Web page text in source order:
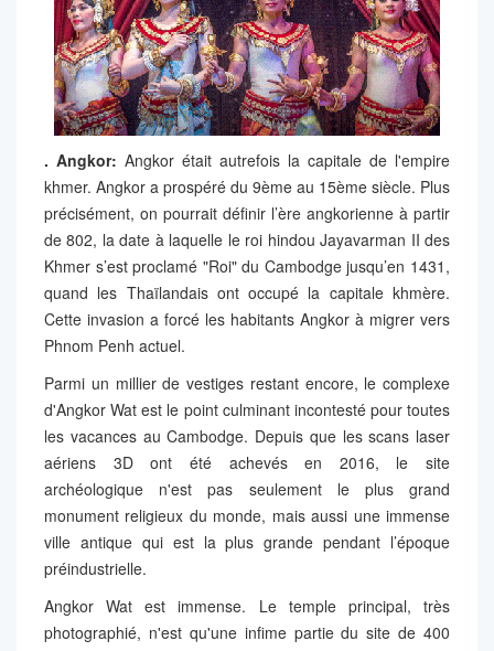
. Angkor: Angkor était autrefois la capitale de l'empire
khmer. Angkor a prospéré du 9ème au 15ème siècle. Plus
précisément, on pourrait définir l’ère angkorienne à partir
de 802, la date à laquelle le roi hindou Jayavarman II des
Khmer s’est proclamé "Roi" du Cambodge jusqu’en 1431,
quand les Thaïlandais ont occupé la capitale khmère.
Cette invasion a forcé les habitants Angkor à migrer vers
Phnom Penh actuel.
Parmi un millier de vestiges restant encore, le complexe
d'Angkor Wat est le point culminant incontesté pour toutes
les vacances au Cambodge. Depuis que les scans laser
aériens 3D ont été achevés en 2016, le site
archéologique n'est pas seulement le plus grand
monument religieux du monde, mais aussi une immense
ville antique qui est la plus grande pendant l’époque
préindustrielle.
Angkor Wat est immense. Le temple principal, très
photographié, n'est qu'une infime partie du site de 400